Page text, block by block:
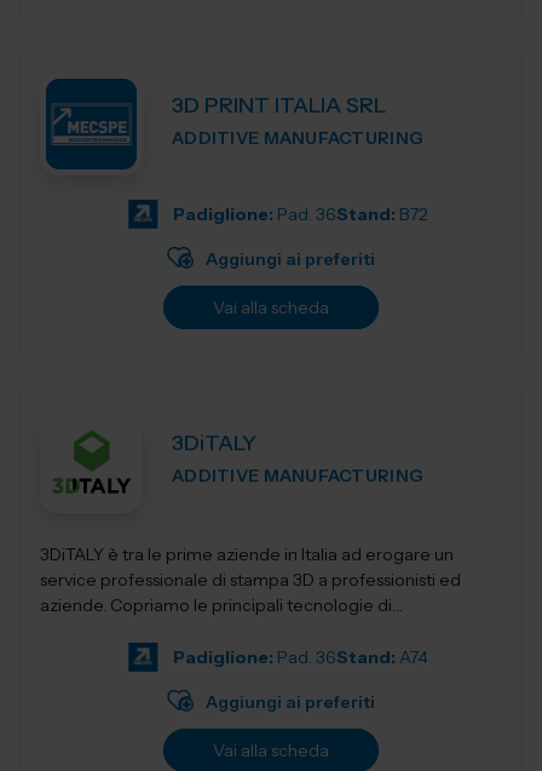
3D PRINT ITALIA SRL
ADDITIVE MANUFACTURING
Padiglione: Pad. 36Stand: B72
Aggiungi ai preferiti
Vai alla scheda
3DiTALY
ADDITIVE MANUFACTURING
3DiTALY è tra le prime aziende in Italia ad erogare un
service professionale di stampa 3D a professionisti ed
aziende. Copriamo le principali tecnologie di
Padiglione: Pad. 36Stand: A74
Aggiungi ai preferiti
Vai alla scheda